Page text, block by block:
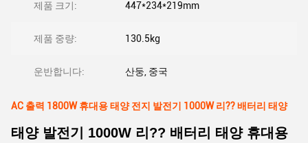
제품 크기: 447*234*219mm
제품 중량: 130.5kg
운반합니다: 산둥, 중국
AC 출력 1800W 휴대용 태양 전지 발전기 1000W 리?? 배터리 태양
태양 발전기 1000W 리?? 배터리 태양 휴대용